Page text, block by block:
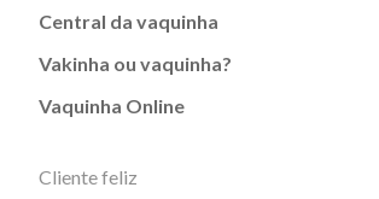
Central da vaquinha
Vakinha ou vaquinha?
Vaquinha Online
Cliente feliz